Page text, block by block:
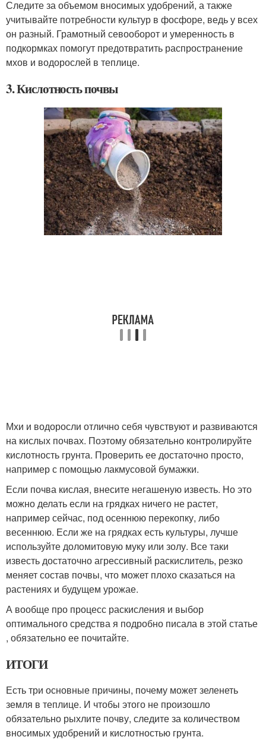
Следите за объемом вносимых удобрений, а также
учитывайте потребности культур в фосфоре, ведь у всех
он разный. Грамотный севооборот и умеренность в
подкормках помогут предотвратить распространение
мхов и водорослей в теплице.
3. Кислотность почвы
Мхи и водоросли отлично себя чувствуют и развиваются
на кислых почвах. Поэтому обязательно контролируйте
кислотность грунта. Проверить ее достаточно просто,
например с помощью лакмусовой бумажки.
Если почва кислая, внесите негашеную известь. Но это
можно делать если на грядках ничего не растет,
например сейчас, под осеннюю перекопку, либо
весеннюю. Если же на грядках есть культуры, лучше
используйте доломитовую муку или золу. Все таки
известь достаточно агрессивный раскислитель, резко
меняет состав почвы, что может плохо сказаться на
растениях и будущем урожае.
А вообще про процесс раскисления и выбор
оптимального средства я подробно писала в этой статье
, обязательно ее почитайте.
ИТОГИ
Есть три основные причины, почему может зеленеть
земля в теплице. И чтобы этого не произошло
обязательно рыхлите почву, следите за количеством
вносимых удобрений и кислотностью грунта.